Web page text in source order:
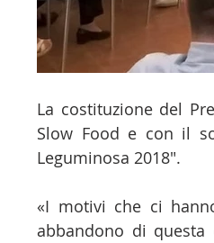
La costituzione del
Slow Food e con il
Leguminosa 2018".
«I motivi che ci
abbandono di